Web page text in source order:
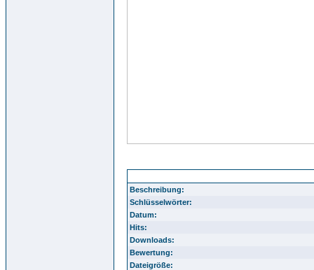
Beschreibung:
Schlüsselwörter:
Datum:
Hits:
Downloads:
Bewertung:
Dateigröße: